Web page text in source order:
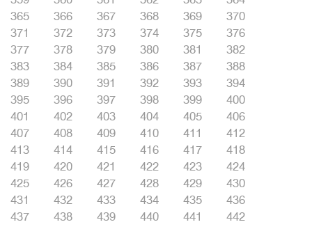
365
366 367 368 369
370
371
372 373 374 375
376
377
378 379 380 381
382
383
384 385 386 387
388
389
390 391 392 393
394
395
396 397 398 399
400
401
402 403 404 405
406
407
408 409 410 411
412
413
414 415 416 417
418
419
420 421 422 423
424
425
426 427 428 429
430
431
432 433 434 435
436
437
438 439 440 441
442